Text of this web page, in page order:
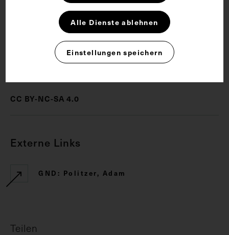
Hals-Nasen-Ohren-Heilkunde Kartei
CC BY-NC-SA 4.0
Externe Links
GND: Politzer, Adam
Teilen
Alle Dienste ablehnen
Einstellungen speichern